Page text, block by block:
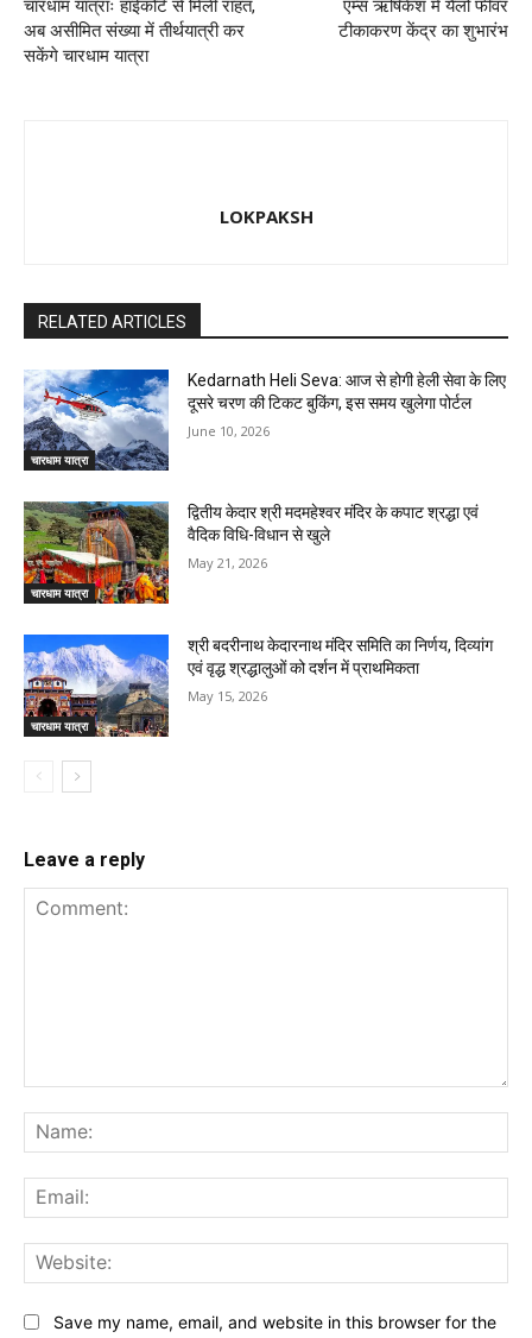
चारधाम यात्राः हाईकोर्ट से मिली राहत,
अब असीमित संख्या में तीर्थयात्री कर
सकेंगे चारधाम यात्रा
एम्स ऋषिकेश में यैलो फीवर
टीकाकरण केंद्र का शुभारंभ
LOKPAKSH
RELATED ARTICLES
चारधाम यात्रा
Kedarnath Heli Seva: आज से होगी हेली सेवा के लिए
दूसरे चरण की टिकट बुकिंग, इस समय खुलेगा पोर्टल
June 10, 2026
चारधाम यात्रा
द्वितीय केदार श्री मदमहेश्वर मंदिर के कपाट श्रद्धा एवं
वैदिक विधि-विधान से खुले
May 21, 2026
चारधाम यात्रा
श्री बदरीनाथ केदारनाथ मंदिर समिति का निर्णय, दिव्यांग
एवं वृद्ध श्रद्धालुओं को दर्शन में प्राथमिकता
May 15, 2026
Leave a reply
Save my name, email, and website in this browser for the